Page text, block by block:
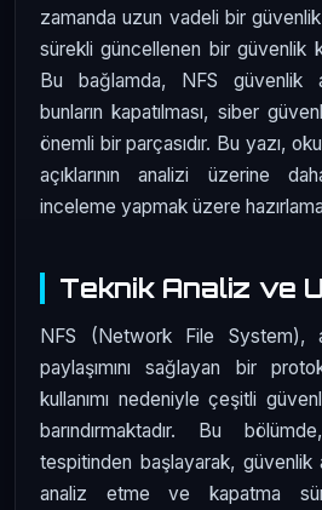
zamanda uzun vadeli bir
sürekli güncellenen bir güvenlik
Bu bağlamda, NFS güvenlik
bunların kapatılması, siber
önemli bir parçasıdır. Bu yazı,
açıklarının analizi üzerine
inceleme yapmak üzere
Teknik Analiz ve
NFS (Network File System),
paylaşımını sağlayan bir
kullanımı nedeniyle çeşitli
barındırmaktadır. Bu
tespitinden başlayarak, güvenlik
analiz etme ve kapatma